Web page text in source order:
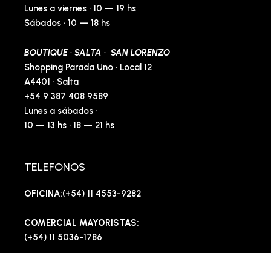
Lunes a viernes · 10 — 19 hs
Sábados · 10 — 18 hs
BOUTIQUE · SALTA · SAN LORENZO
Shopping Parada Uno · Local 12
A4401 · Salta
+54 9 387 408 9589
Lunes a sábados ·
10 — 13 hs · 18 — 21 hs
TELEFONOS
OFICINA:(+54) 11 4553-9282
COMERCIAL MAYORISTAS:
(+54) 11 5036-1786